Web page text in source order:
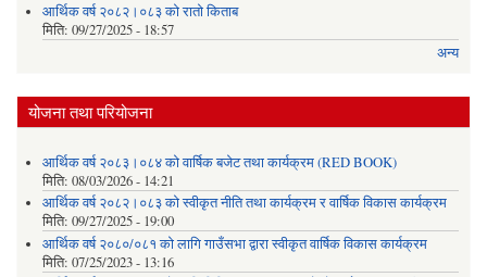
आर्थिक वर्ष २०८२।०८३ को रातो किताब
मिति: 09/27/2025 - 18:57
अन्य
योजना तथा परियोजना
आर्थिक वर्ष २०८३।०८४ को वार्षिक बजेट तथा कार्यक्रम (RED BOOK)
मिति: 08/03/2026 - 14:21
आर्थिक वर्ष २०८२।०८३ को स्वीकृत नीति तथा कार्यक्रम र वार्षिक विकास कार्यक्रम
मिति: 09/27/2025 - 19:00
आर्थिक वर्ष २०८०/०८१ को लागि गाउँसभा द्वारा स्वीकृत वार्षिक विकास कार्यक्रम
मिति: 07/25/2023 - 13:16